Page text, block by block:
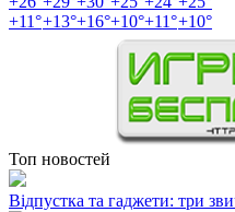
+11°+13°+16°+10°+11°+10°
Топ новостей
Відпустка та гаджети: три